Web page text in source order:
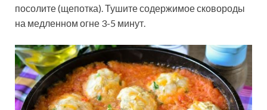
посолите (щепотка). Тушите содержимое сковороды
на медленном огне 3-5 минут.